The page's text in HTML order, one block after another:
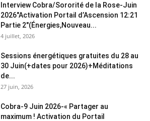
Interview Cobra/Sororité de la Rose-Juin
2026″Activation Portail d’Ascension 12:21
Partie 2″(Énergies,Nouveau...
4 juillet, 2026
Sessions énergétiques gratuites du 28 au
30 Juin(+dates pour 2026)+Méditations
de...
27 juin, 2026
Cobra-9 Juin 2026-« Partager au
maximum ! Activation du Portail